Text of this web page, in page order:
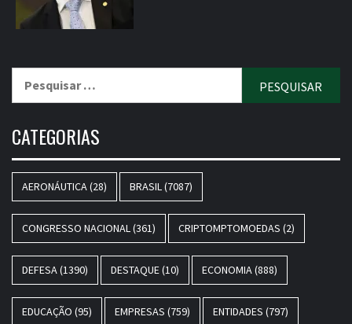
por:
CATEGORIAS
AERONÁUTICA (28) BRASIL (7087)
CONGRESSO NACIONAL (361) CRIPTOMPTOMOEDAS (2)
DEFESA (1390) DESTAQUE(10) ECONOMIA (888)
EDUCAÇÃO (95) EMPRESAS (759) ENTIDADES (797)